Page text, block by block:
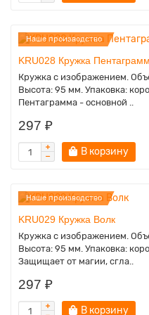
Наше производство
KRU028 Кружка
Кружка с изображением.
Высота: 95 мм. Упаковка:
Пентаграмма - основной ..
297 ₽
В корзину
Наше производство
KRU029 Кружка Волк
Кружка с изображением.
Высота: 95 мм. Упаковка:
Защищает от магии, сгла..
297 ₽
В корзину